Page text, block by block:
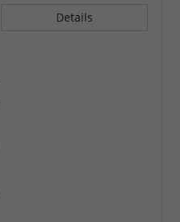
Details